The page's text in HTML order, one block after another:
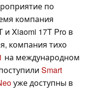
по
компания
и Xiaomi 17T Pro в
компания тихо
на международном
Smart
уже доступны в